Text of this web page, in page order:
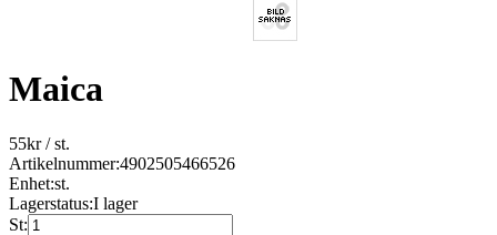
Maica
55kr/ st.
Artikelnummer:4902505466526
Enhet:st.
Lagerstatus:I lager
St: